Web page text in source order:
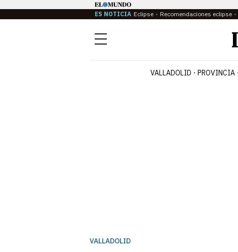
ES NOTICIA Eclipse Recomendaciones eclipse
Menú
VALLADOLID PROVINCIA
VALLADOLID